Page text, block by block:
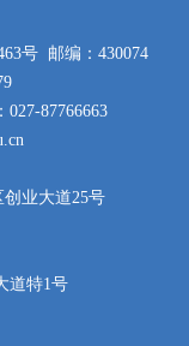
...
号 邮编：430074
87766663
业大道25号
道特1号